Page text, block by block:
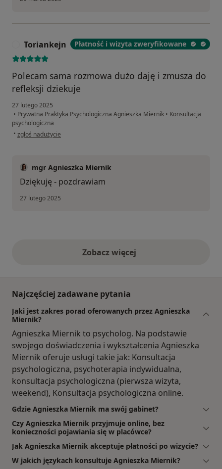
Toriankejn Płatność i wizyta zweryfikowane
Polecam sama rozmowa dużo daję i zmusza do
refleksji dziekuje
27 lutego 2025
• Prywatna Praktyka Psychologiczna Agnieszka Miernik • Konsultacja
psychologiczna
• w opinii użytkownika Toriankejn
zgłoś nadużycie
mgr Agnieszka Miernik
Dziękuję - pozdrawiam
27 lutego 2025
Zobacz więcejopinie powyżej
Najczęściej zadawane pytania
Jaki jest zakres porad oferowanych przez Agnieszka
Miernik?
Agnieszka Miernik to psycholog. Na podstawie
swojego doświadczenia i wykształcenia Agnieszka
Miernik oferuje usługi takie jak: Konsultacja
psychologiczna, psychoterapia indywidualna,
konsultacja psychologiczna (pierwsza wizyta,
weekend), Konsultacja psychologiczna online.
Gdzie Agnieszka Miernik ma swój gabinet?
Czy Agnieszka Miernik przyjmuje online, bez
konieczności pojawiania się w placówce?
Jak Agnieszka Miernik akceptuje płatności po wizycie?
W jakich językach konsultuje Agnieszka Miernik?